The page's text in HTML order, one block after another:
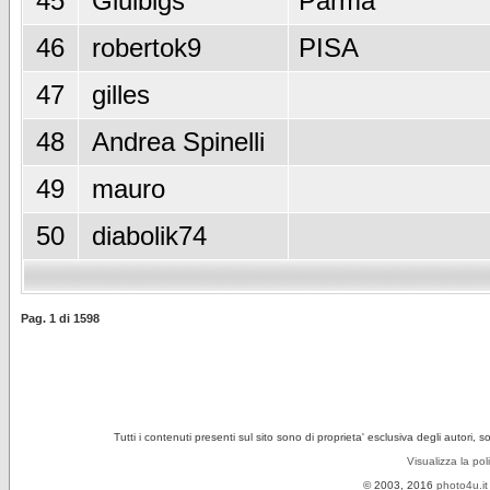
46
robertok9
PISA
47
gilles
48
Andrea Spinelli
49
mauro
50
diabolik74
Pag. 1 di 1598
Tutti i contenuti presenti sul sito sono di proprieta' esclusiva degli autori,
Visualizza la
© 2003, 2016 photo4u.it